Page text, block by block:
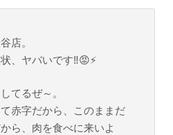
店。
、ヤバいです‼️😡⚡
てるぜ～。
赤字だから、このままだ
ら、肉を食べに来いよ